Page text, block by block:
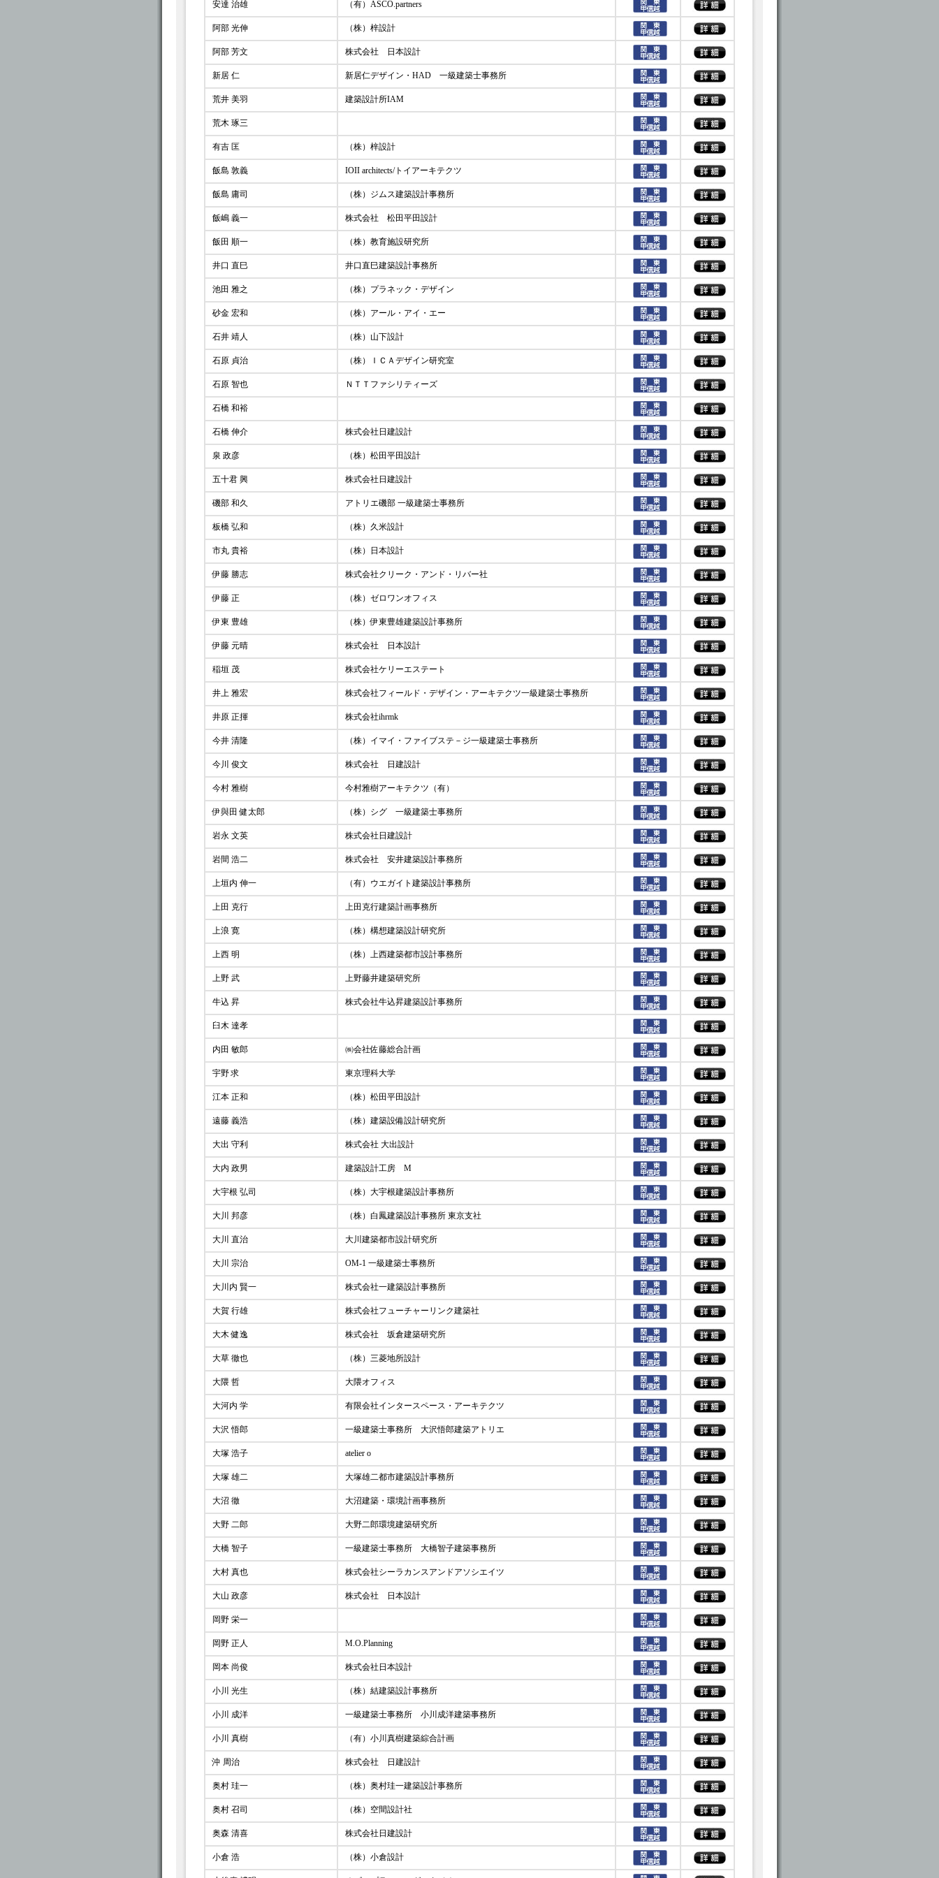
安達 治雄 （有）ASCO.partners
阿部 光伸 （株）梓設計
阿部 芳文 株式会社 日本設計
新居 仁 新居仁デザイン・HAD 一級建築士事務所
荒井 美羽 建築設計所IAM
荒木 琢三
有吉 匡 （株）梓設計
飯島 敦義 IOII architects/トイアーキテクツ
飯島 庸司 （株）ジムス建築設計事務所
飯嶋 義一 株式会社 松田平田設計
飯田 順一 （株）教育施設研究所
井口 直巳 井口直巳建築設計事務所
池田 雅之 （株）プラネック・デザイン
砂金 宏和 （株）アール・アイ・エー
石井 靖人 （株）山下設計
石原 貞治 （株）ＩＣＡデザイン研究室
石原 智也 ＮＴＴファシリティーズ
石橋 和裕
石橋 伸介 株式会社日建設計
泉 政彦 （株）松田平田設計
五十君 興 株式会社日建設計
磯部 和久 アトリエ磯部 一級建築士事務所
板橋 弘和 （株）久米設計
市丸 貴裕 （株）日本設計
伊藤 勝志 株式会社クリーク・アンド・リバー社
伊藤 正 （株）ゼロワンオフィス
伊東 豊雄 （株）伊東豊雄建築設計事務所
伊藤 元晴 株式会社 日本設計
稲垣 茂 株式会社ケリーエステート
井上 雅宏 株式会社フィールド・デザイン・アーキテクツ一級建築士事務所
井原 正揮 株式会社ihrmk
今井 清隆 （株）イマイ・ファイブステ－ジ一級建築士事務所
今川 俊文 株式会社 日建設計
今村 雅樹 今村雅樹アーキテクツ（有）
伊與田 健太郎 （株）シグ 一級建築士事務所
岩永 文英 株式会社日建設計
岩間 浩二 株式会社 安井建築設計事務所
上垣内 伸一 （有）ウエガイト建築設計事務所
上田 克行 上田克行建築計画事務所
上浪 寛 （株）構想建築設計研究所
上西 明 （株）上西建築都市設計事務所
上野 武 上野藤井建築研究所
牛込 昇 株式会社牛込昇建築設計事務所
臼木 達孝
内田 敏郎 ㈱会社佐藤総合計画
宇野 求 東京理科大学
江本 正和 （株）松田平田設計
遠藤 義浩 （株）建築設備設計研究所
大出 守利 株式会社 大出設計
大内 政男 建築設計工房 M
大宇根 弘司 （株）大宇根建築設計事務所
大川 邦彦 （株）白鳳建築設計事務所 東京支社
大川 直治 大川建築都市設計研究所
大川 宗治 OM-1 一級建築士事務所
大川内 賢一 株式会社一建築設計事務所
大賀 行雄 株式会社フューチャーリンク建築社
大木 健逸 株式会社 坂倉建築研究所
大草 徹也 （株）三菱地所設計
大隈 哲 大隈オフィス
大河内 学 有限会社インタースペース・アーキテクツ
大沢 悟郎 一級建築士事務所 大沢悟郎建築アトリエ
大塚 浩子 atelier o
大塚 雄二 大塚雄二都市建築設計事務所
大沼 徹 大沼建築・環境計画事務所
大野 二郎 大野二郎環境建築研究所
大橋 智子 一級建築士事務所 大橋智子建築事務所
大村 真也 株式会社シーラカンスアンドアソシエイツ
大山 政彦 株式会社 日本設計
岡野 栄一
岡野 正人 M.O.Planning
岡本 尚俊 株式会社日本設計
小川 光生 （株）結建築設計事務所
小川 成洋 一級建築士事務所 小川成洋建築事務所
小川 真樹 （有）小川真樹建築綜合計画
沖 周治 株式会社 日建設計
奥村 珪一 （株）奥村珪一建築設計事務所
奥村 召司 （株）空間設計社
奥森 清喜 株式会社日建設計
小倉 浩 （株）小倉設計